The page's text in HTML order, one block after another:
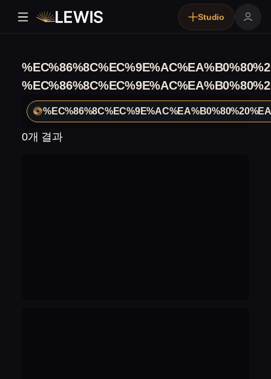
Studio
0개 결과